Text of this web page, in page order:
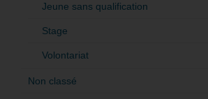
Jeune sans qualification
Stage
Volontariat
Non classé